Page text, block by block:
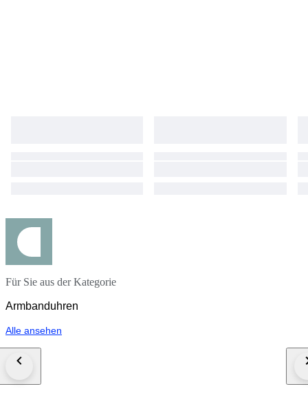
Für Sie aus der Kategorie
Armbanduhren
Alle ansehen